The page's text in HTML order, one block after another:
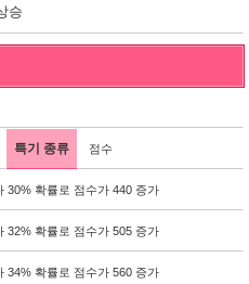
승
특기 종류 점수
30% 확률로 점수가 440 증가
32% 확률로 점수가 505 증가
34% 확률로 점수가 560 증가